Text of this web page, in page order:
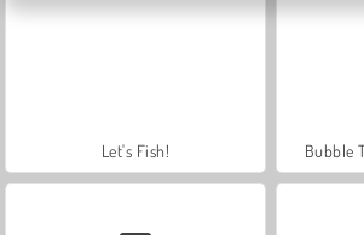
Let's Fish! Bubble